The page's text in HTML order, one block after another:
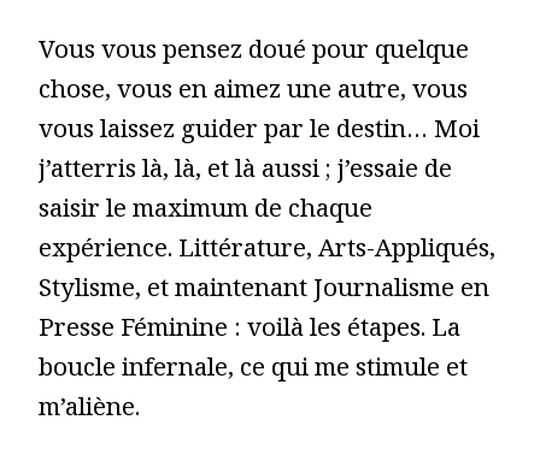
Vous vous pensez doué pour quelque
chose, vous en aimez une autre, vous
vous laissez guider par le destin… Moi
j’atterris là, là, et là aussi ; j’essaie de
saisir le maximum de chaque
expérience. Littérature, Arts-Appliqués,
Stylisme, et maintenant Journalisme en
Presse Féminine : voilà les étapes. La
boucle infernale, ce qui me stimule et
m’aliène.